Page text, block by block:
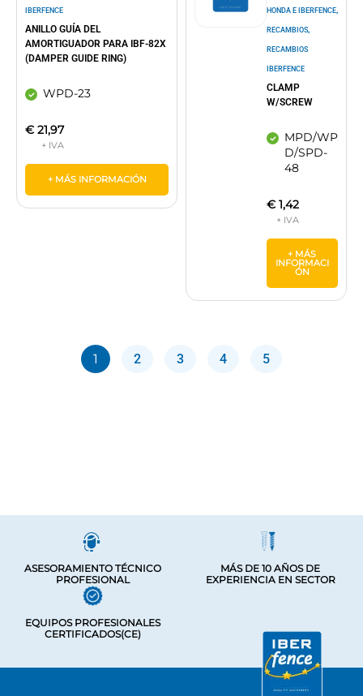
IBERFENCE
ANILLO GUÍA DEL
AMORTIGUADOR PARA IBF-82X
(DAMPER GUIDE RING)
WPD-23
€ 21,97
+ MÁS INFORMACIÓN
HONDA E IBERFENCE,
RECAMBIOS,
RECAMBIOS
IBERFENCE
CLAMP
W/SCREW
MPD/WP
D/SPD-
48
€1,42
+ MÁS
INFORMACI
ÓN
1 2 3 4 5
ASESORAMIENTO TÉCNICO
PROFESIONAL
MÁS DE 10 AÑOS DE
EXPERIENCIA EN SECTOR
EQUIPOS PROFESIONALES
CERTIFICADOS(CE)